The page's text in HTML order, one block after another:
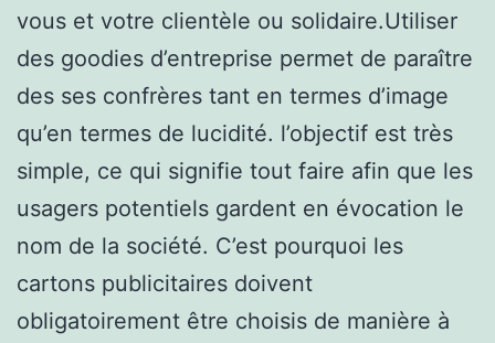
vous et votre clientèle ou solidaire.Utiliser
des goodies d’entreprise permet de paraître
des ses confrères tant en termes d’image
qu’en termes de lucidité. l’objectif est très
simple, ce qui signifie tout faire afin que les
usagers potentiels gardent en évocation le
nom de la société. C’est pourquoi les
cartons publicitaires doivent
obligatoirement être choisis de manière à